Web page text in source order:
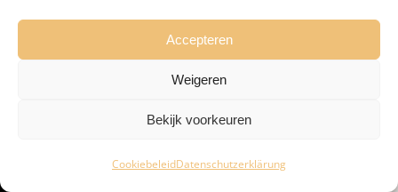
Accepteren
Weigeren
Bekijk voorkeuren
CookiebeleidDatenschutzerklärung
FacebookInstagramLinkedIn